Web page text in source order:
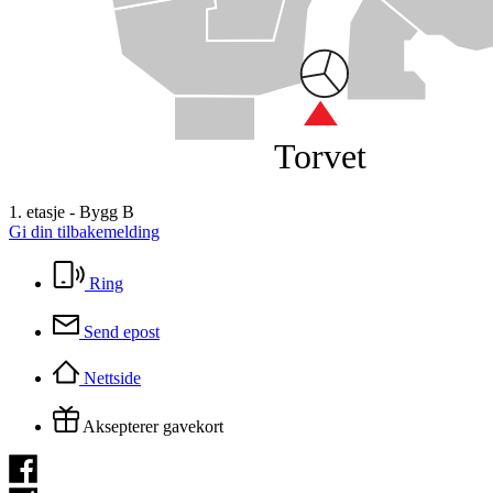
Torvet
1. etasje - Bygg B
Gi din tilbakemelding
Ring
Send epost
Nettside
Aksepterer gavekort